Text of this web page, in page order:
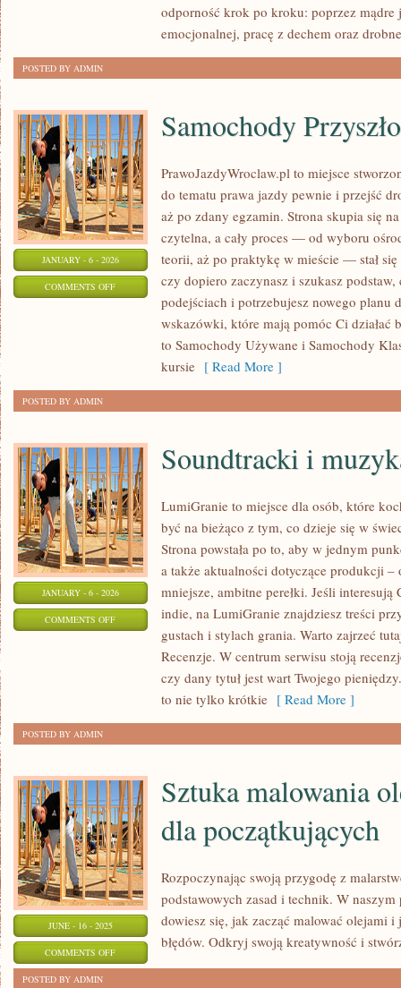
odporność krok po kroku: poprzez mądre
emocjonalnej, pracę z dechem oraz
POSTED BY ADMIN
JANUARY - 6 - 2026
COMMENTS OFFON
SAMOCHODY
PRZYSZŁOŚCI
Samochody
PrawoJazdyWroclaw.pl to miejsce
do tematu prawa jazdy pewnie i przejść
aż po zdany egzamin. Strona skupia się
czytelna, a cały proces — od wyboru
teorii, aż po praktykę w mieście — stał
czy dopiero zaczynasz i szukasz
podejściach i potrzebujesz nowego planu
wskazówki, które mają pomóc Ci działać
to Samochody Używane i Samochody
kursie [ Read More ]
POSTED BY ADMIN
JANUARY - 6 - 2026
COMMENTS OFFON
SOUNDTRACKI
Soundtracki i
LumiGranie to miejsce dla osób, które
być na bieżąco z tym, co dzieje się w
Strona powstała po to, aby w jednym
a także aktualności dotyczące produkcji
mniejsze, ambitne perełki. Jeśli
indie, na LumiGranie znajdziesz treści
gustach i stylach grania. Warto zajrzeć
Recenzje. W centrum serwisu stoją
czy dany tytuł jest wart Twojego
to nie tylko krótkie [ Read More ]
POSTED BY ADMIN
JUNE - 16 - 2025
COMMENTS OFFON
Sztuka malowania
dla początkujących
Rozpoczynając swoją przygodę z
podstawowych zasad i technik. W
dowiesz się, jak zacząć malować olejami
błędów. Odkryj swoją kreatywność i
POSTED BY ADMIN